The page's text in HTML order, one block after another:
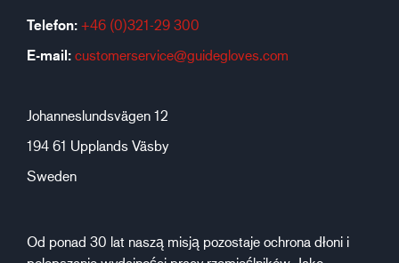
Telefon: +46 (0)321-29 300
E-mail: customerservice@guidegloves.com
Johanneslundsvägen 12
194 61 Upplands Väsby
Sweden
Od ponad 30 lat naszą misją pozostaje ochrona dłoni i